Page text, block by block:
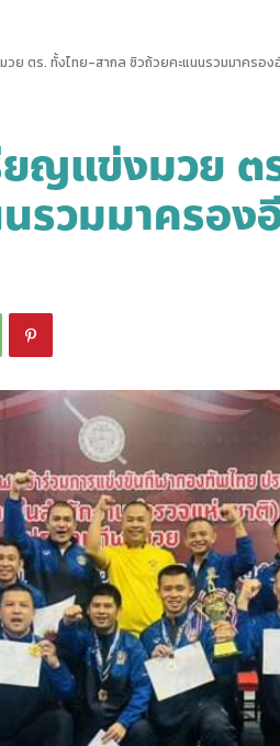
วย ตร. ทั้งไทย-สากล ซิวถ้วยคะแนนรวมมาครอ
ยญแข่งมวย
รวมมาครอ